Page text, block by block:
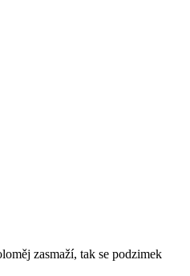
zasmaží, tak se podzimek